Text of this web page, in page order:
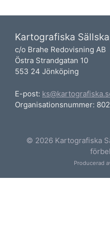
Kartografiska
c/o Brahe Redovisning AB
Östra Strandgatan 10
553 24 Jönköping
E-post:
Organisationsnummer:
© 2026 Kartografiska
Producerad